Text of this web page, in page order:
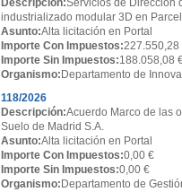
Descripción:Servicios de Dirección
industrializado modular 3D en
Asunto:Alta licitación en Portal
Importe Con Impuestos:227.550,28
Importe Sin Impuestos:188.058,08
Organismo: Departamento de
118/2026
Descripción:Acuerdo Marco de las
Suelo de Madrid S.A.
Asunto:Alta licitación en Portal
Importe Con Impuestos:0,00 €
Importe Sin Impuestos:0,00 €
Organismo: Departamento de